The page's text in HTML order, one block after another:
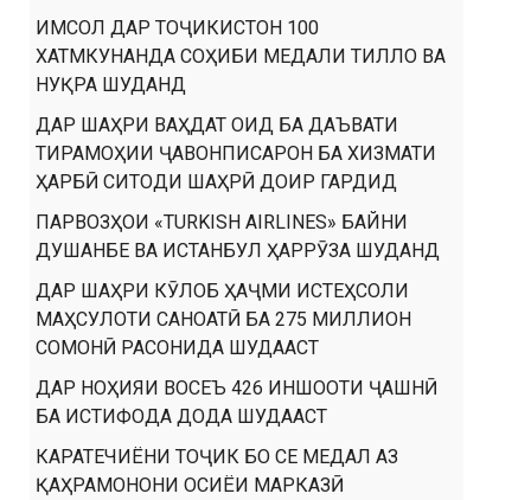
ИМСОЛ ДАР ТОҶИКИСТОН 100
ХАТМКУНАНДА СОҲИБИ МЕДАЛИ ТИЛЛО ВА
НУҚРА ШУДАНД
ДАР ШАҲРИ ВАҲДАТ ОИД БА ДАЪВАТИ
ТИРАМОҲИИ ҶАВОНПИСАРОН БА ХИЗМАТИ
ҲАРБӢ СИТОДИ ШАҲРӢ ДОИР ГАРДИД
ПАРВОЗҲОИ «TURKISH AIRLINES» БАЙНИ
ДУШАНБЕ ВА ИСТАНБУЛ ҲАРРӮЗА ШУДАНД
ДАР ШАҲРИ КӮЛОБ ҲАҶМИ ИСТЕҲСОЛИ
МАҲСУЛОТИ САНОАТӢ БА 275 МИЛЛИОН
СОМОНӢ РАСОНИДА ШУДААСТ
ДАР НОҲИЯИ ВОСЕЪ 426 ИНШООТИ ҶАШНӢ
БА ИСТИФОДА ДОДА ШУДААСТ
КАРАТЕЧИЁНИ ТОҶИК БО СЕ МЕДАЛ АЗ
ҚАҲРАМОНОНИ ОСИЁИ МАРКАЗӢ